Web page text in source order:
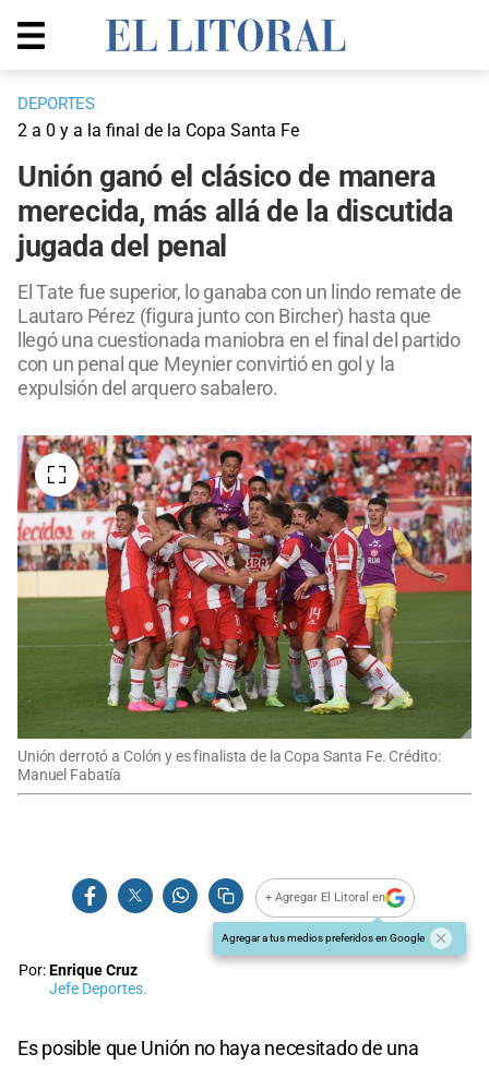
DEPORTES
2 a 0 y a la final de la Copa Santa Fe
Unión ganó el clásico de manera
merecida, más allá de la discutida
jugada del penal
El Tate fue superior, lo ganaba con un lindo remate de
Lautaro Pérez (figura junto con Bircher) hasta que
llegó una cuestionada maniobra en el final del partido
con un penal que Meynier convirtió en gol y la
expulsión del arquero sabalero.
Unión derrotó a Colón y es finalista de la Copa Santa Fe. Crédito:
Manuel Fabatía
+ Agregar El Litoral en
Agregar a tus medios preferidos en Google
Por:Enrique Cruz
Jefe Deportes.
Es posible que Unión no haya necesitado de una